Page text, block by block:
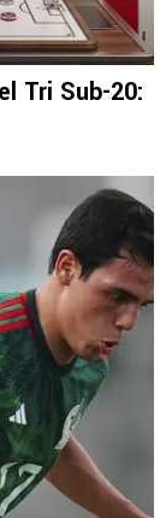
Tri Sub-20: